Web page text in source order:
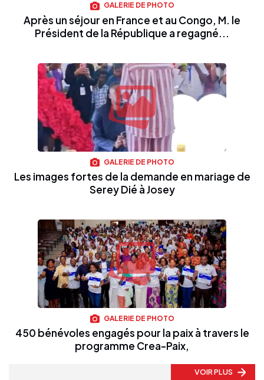
GALERIE DE PHOTO
Après un séjour en France et au Congo, M. le
Président de la République a regagné...
GALERIE DE PHOTO
Les images fortes de la demande en mariage de
Serey Dié à Josey
GALERIE DE PHOTO
450 bénévoles engagés pour la paix à travers le
programme Crea-Paix,
VOIR PLUS